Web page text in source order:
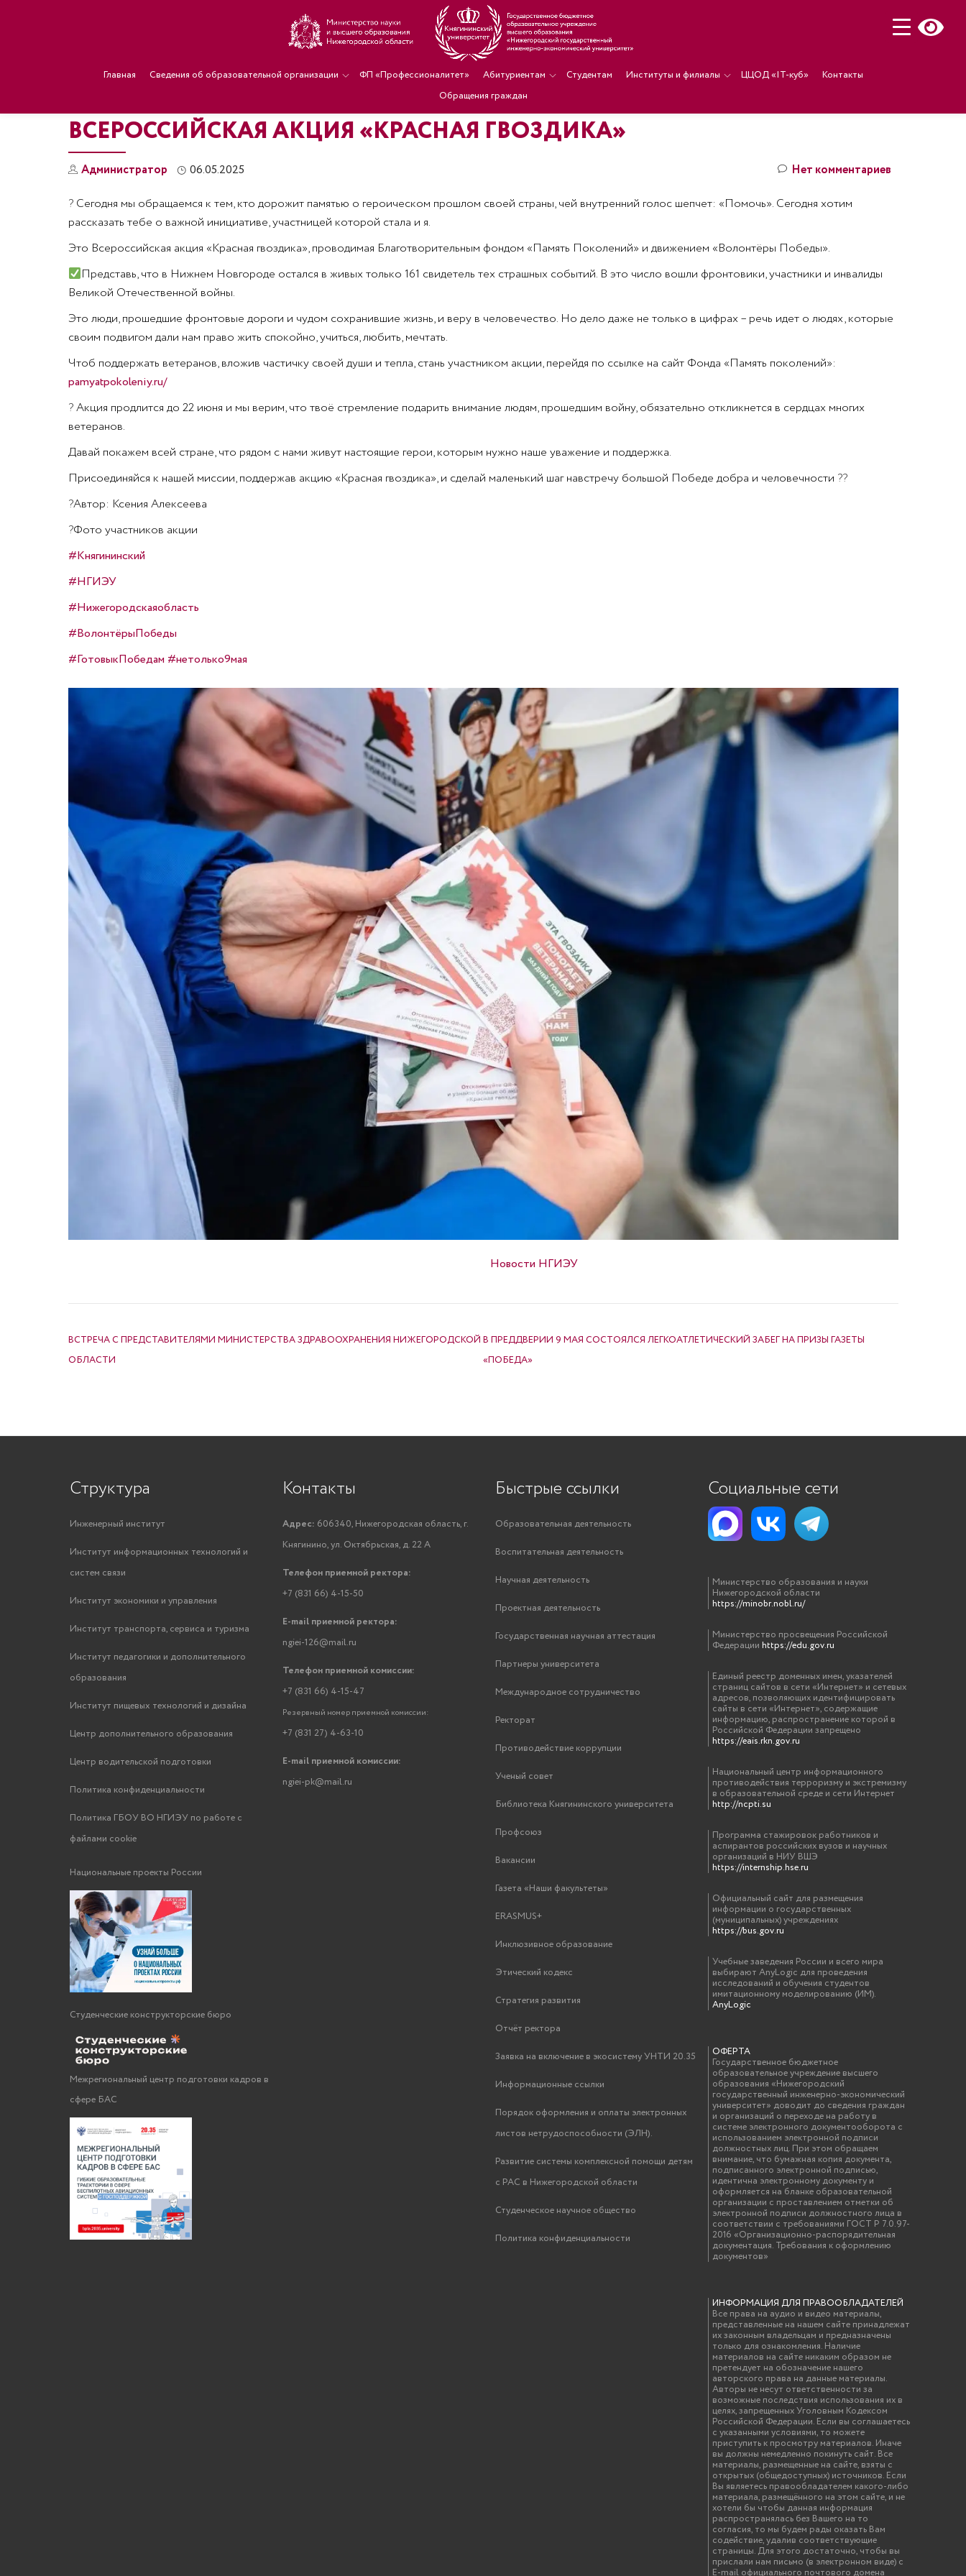
Главная Сведения об образовательной организации ФП «Профессионалитет» Абитуриентам Студентам Институты и филиалы ЦЦОД «IT-куб»
Контакты
Обращения граждан
ВСЕРОССИЙСКАЯ АКЦИЯ «КРАСНАЯ ГВОЗДИКА»
Администратор 06.05.2025 Нет комментариев
?Сегодня мы обращаемся к тем, кто дорожит памятью о героическом прошлом своей страны, чей внутренний голос шепчет: «Помочь». Сегодня хотим
рассказать тебе о важной инициативе, участницей которой стала и я.
Это Всероссийская акция «Красная гвоздика», проводимая Благотворительным фондом «Память Поколений» и движением «Волонтёры Победы».
Представь, что в Нижнем Новгороде остался в живых только 161 свидетель тех страшных событий. В это число вошли фронтовики, участники и инвалиды
Великой Отечественной войны.
Это люди, прошедшие фронтовые дороги и чудом сохранившие жизнь, и веру в человечество. Но дело даже не только в цифрах – речь идет о людях, которые
своим подвигом дали нам право жить спокойно, учиться, любить, мечтать.
Чтоб поддержать ветеранов, вложив частичку своей души и тепла, стань участником акции, перейдя по ссылке на сайт Фонда «Память поколений»:
pamyatpokoleniy.ru/
?Акция продлится до 22 июня и мы верим, что твоё стремление подарить внимание людям, прошедшим войну, обязательно откликнется в сердцах многих
ветеранов.
Давай покажем всей стране, что рядом с нами живут настоящие герои, которым нужно наше уважение и поддержка.
Присоединяйся к нашей миссии, поддержав акцию «Красная гвоздика», и сделай маленький шаг навстречу большой Победе добра и человечности ??
?Автор: Ксения Алексеева
?Фото участников акции
#Княгининский
#НГИЭУ
#Нижегородскаяобласть
#ВолонтёрыПобеды
#ГотовыкПобедам #нетолько9мая
Новости НГИЭУ
ВСТРЕЧА С ПРЕДСТАВИТЕЛЯМИ МИНИСТЕРСТВА ЗДРАВООХРАНЕНИЯ НИЖЕГОРОДСКОЙ
ОБЛАСТИ
В ПРЕДДВЕРИИ 9 МАЯ СОСТОЯЛСЯ ЛЕГКОАТЛЕТИЧЕСКИЙ ЗАБЕГ НА ПРИЗЫ ГАЗЕТЫ
«ПОБЕДА»
Структура
Инженерный институт
Институт информационных технологий и
систем связи
Институт экономики и управления
Институт транспорта, сервиса и туризма
Институт педагогики и дополнительного
образования
Институт пищевых технологий и дизайна
Центр дополнительного образования
Центр водительской подготовки
Политика конфиденциальности
Политика ГБОУ ВО НГИЭУ по работе с
файлами cookie
Национальные проекты России
Студенческие конструкторские бюро
Межрегиональный центр подготовки кадров в
сфере БАС
Контакты
Адрес: 606340, Нижегородская область, г.
Княгинино, ул. Октябрьская, д. 22 А
Телефон приемной ректора:
+7 (831 66) 4-15-50
E-mail приемной ректора:
ngiei-126@mail.ru
Телефон приемной комиссии:
+7 (831 66) 4-15-47
Резервный номер приемной комиссии:
+7 (831 27) 4-63-10
E-mail приемной комиссии:
ngiei-pk@mail.ru
Быстрые ссылки
Образовательная деятельность
Воспитательная деятельность
Научная деятельность
Проектная деятельность
Государственная научная аттестация
Партнеры университета
Международное сотрудничество
Ректорат
Противодействие коррупции
Ученый совет
Библиотека Княгининского университета
Профсоюз
Вакансии
Газета «Наши факультеты»
ERASMUS+
Инклюзивное образование
Этический кодекс
Стратегия развития
Отчёт ректора
Заявка на включение в экосистему УНТИ 20.35
Информационные ссылки
Порядок оформления и оплаты электронных
листов нетрудоспособности (ЭЛН).
Развитие системы комплексной помощи детям
с РАС в Нижегородской области
Студенческое научное общество
Политика конфиденциальности
Социальные сети
Министерство образования и науки
Нижегородской области
https://minobr.nobl.ru/
Министерство просвещения Российской
Федерации https://edu.gov.ru
Единый реестр доменных имен, указателей
страниц сайтов в сети «Интернет» и сетевых
адресов, позволяющих идентифицировать
сайты в сети «Интернет», содержащие
информацию, распространение которой в
Российской Федерации запрещено
https://eais.rkn.gov.ru
Национальный центр информационного
противодействия терроризму и экстремизму
в образовательной среде и сети Интернет
http://ncpti.su
Программа стажировок работников и
аспирантов российских вузов и научных
организаций в НИУ ВШЭ
https://internship.hse.ru
Официальный сайт для размещения
информации о государственных
(муниципальных) учреждениях
https://bus.gov.ru
Учебные заведения России и всего мира
выбирают AnyLogic для проведения
исследований и обучения студентов
имитационному моделированию (ИМ).
AnyLogic
ОФЕРТА
Государственное бюджетное
образовательное учреждение высшего
образования «Нижегородский
государственный инженерно-экономический
университет» доводит до сведения граждан
и организаций о переходе на работу в
системе электронного документооборота с
использованием электронной подписи
должностных лиц. При этом обращаем
внимание, что бумажная копия документа,
подписанного электронной подписью,
идентична электронному документу и
оформляется на бланке образовательной
организации с проставлением отметки об
электронной подписи должностного лица в
соответствии с требованиями ГОСТ Р 7.0.97-
2016 «Организационно-распорядительная
документация. Требования к оформлению
документов»
ИНФОРМАЦИЯ ДЛЯ ПРАВООБЛАДАТЕЛЕЙ
Все права на аудио и видео материалы,
представленные на нашем сайте принадлежат
их законным владельцам и предназначены
только для ознакомления. Наличие
материалов на сайте никаким образом не
претендует на обозначение нашего
авторского права на данные материалы.
Авторы не несут ответственности за
возможные последствия использования их в
целях, запрещенных Уголовным Кодексом
Российской Федерации. Если вы соглашаетесь
с указанными условиями, то можете
приступить к просмотру материалов. Иначе
вы должны немедленно покинуть сайт. Все
материалы, размещенные на сайте, взяты с
открытых (общедоступных) источников. Если
Вы являетесь правообладателем какого-либо
материала, размещённого на этом сайте, и не
хотели бы чтобы данная информация
распространялась без Вашего на то
согласия, то мы будем рады оказать Вам
содействие, удалив соответствующие
страницы. Для этого достаточно, чтобы вы
прислали нам письмо (в электронном виде) с
E-mail официального почтового домена